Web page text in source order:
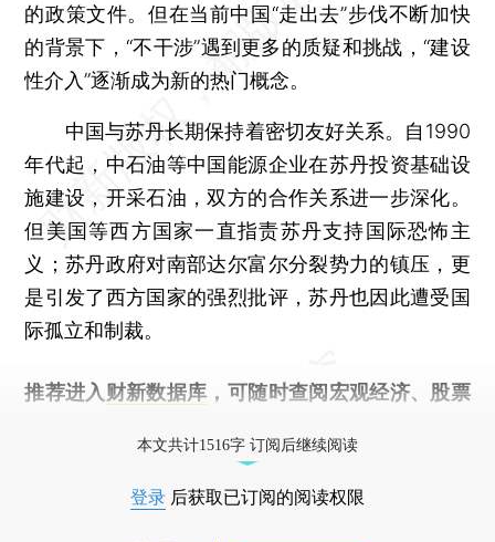
的政策文件。但在当前中国“走出去”步伐不断加快
的背景下，“不干涉”遇到更多的质疑和挑战，“建设
性介入”逐渐成为新的热门概念。
中国与苏丹长期保持着密切友好关系。自1990
年代起，中石油等中国能源企业在苏丹投资基础设
施建设，开采石油，双方的合作关系进一步深化。
但美国等西方国家一直指责苏丹支持国际恐怖主
义；苏丹政府对南部达尔富尔分裂势力的镇压，更
是引发了西方国家的强烈批评，苏丹也因此遭受国
际孤立和制裁。
推荐进入 财新数据库 ，可随时查阅宏观经济、股票
本文共计1516字 订阅后继续阅读
登录 后获取已订阅的阅读权限